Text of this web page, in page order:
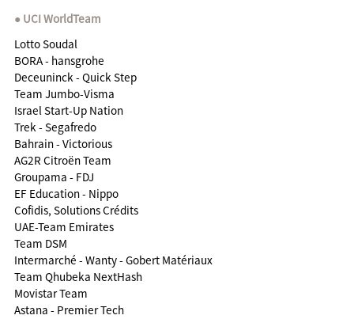
UCI WorldTeam
Lotto Soudal
BORA - hansgrohe
Deceuninck - Quick Step
Team Jumbo-Visma
Israel Start-Up Nation
Trek - Segafredo
Bahrain - Victorious
AG2R Citroën Team
Groupama - FDJ
EF Education - Nippo
Cofidis, Solutions Crédits
UAE-Team Emirates
Team DSM
Intermarché - Wanty - Gobert Matériaux
Team Qhubeka NextHash
Movistar Team
Astana - Premier Tech